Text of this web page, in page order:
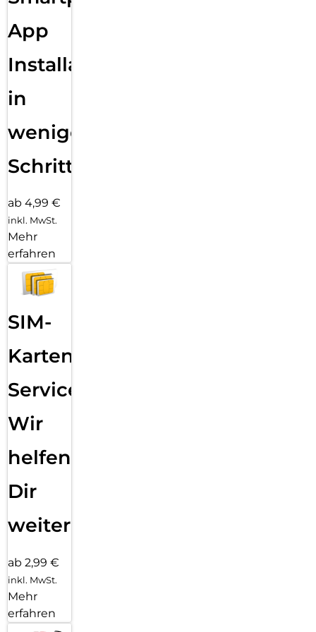
App
Installation
in
wenigen
Schritten
ab 4,99 €
inkl. MwSt.
Mehr
erfahren
SIM-
Karten
Service:
Wir
helfen
Dir
weiter
ab 2,99 €
inkl. MwSt.
Mehr
erfahren